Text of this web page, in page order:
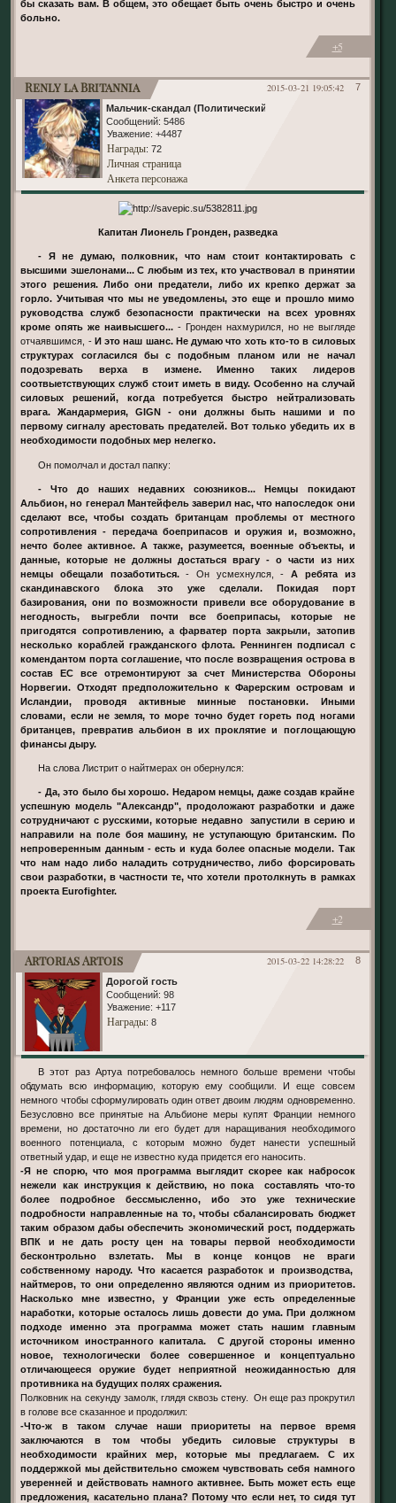
бы сказать вам. В общем, это обещает быть очень быстро и очень
больно.
+5
7
2015-03-21 19:05:42
Renly la Britannia
Мальчик-скандал (Политический)
Сообщений: 5486
Уважение: +4487
Награды: 72
Личная страница
Анкета персонажа
Капитан Лионель Гронден, разведка
- Я не думаю, полковник, что нам стоит контактировать с
высшими эшелонами... С любым из тех, кто участвовал в принятии
этого решения. Либо они предатели, либо их крепко держат за
горло. Учитывая что мы не уведомлены, это еще и прошло мимо
руководства служб безопасности практически на всех уровнях
кроме опять же наивысшего... - Гронден нахмурился, но не выгляде
отчаявшимся, - И это наш шанс. Не думаю что хоть кто-то в силовых
структурах согласился бы с подобным планом или не начал
подозревать верха в измене. Именно таких лидеров
соотвыетствующих служб стоит иметь в виду. Особенно на случай
силовых решений, когда потребуется быстро нейтрализовать
врага. Жандармерия, GIGN - они должны быть нашими и по
первому сигналу арестовать предателей. Вот только убедить их в
необходимости подобных мер нелегко.
Он помолчал и достал папку:
- Что до наших недавних союзников... Немцы покидают
Альбион, но генерал Мантейфель заверил нас, что напоследок они
сделают все, чтобы создать британцам проблемы от местного
сопротивления - передача боеприпасов и оружия и, возможно,
нечто более активное. А также, разумеется, военные объекты, и
данные, которые не должны достаться врагу - о части из них
немцы обещали позаботиться.- Он усмехнулся, -А ребята из
скандинавского блока это уже сделали. Покидая порт
базирования, они по возможности привели все оборудование в
негодность, выгребли почти все боеприпасы, которые не
пригодятся сопротивлению, а фарватер порта закрыли, затопив
несколько кораблей гражданского флота. Реннинген подписал с
комендантом порта соглашение, что после возвращения острова в
состав ЕС все отремонтируют за счет Министерства Обороны
Норвегии. Отходят предположительно к Фарерским островам и
Исландии, проводя активные минные постановки. Иными
словами, если не земля, то море точно будет гореть под ногами
британцев, превратив альбион в их проклятие и поглощающую
финансы дыру.
На слова Листрит о найтмерах он обернулся:
- Да, это было бы хорошо. Недаром немцы, даже создав крайне
успешную модель "Александр", продоложают разработки и даже
сотрудничают с русскими, которые недавно запустили в серию и
направили на поле боя машину, не уступающую британским. По
непроверенным данным - есть и куда более опасные модели. Так
что нам надо либо наладить сотрудничество, либо форсировать
свои разработки, в частности те, что хотели протолкнуть в рамках
проекта Eurofighter.
+2
8
2015-03-22 14:28:22
Artorias Artois
Дорогой гость
Сообщений: 98
Уважение: +117
Награды: 8
В этот раз Артуа потребовалось немного больше времени чтобы
обдумать всю информацию, которую ему сообщили. И еще совсем
немного чтобы сформулировать один ответ двоим людям одновременно.
Безусловно все принятые на Альбионе меры купят Франции немного
времени, но достаточно ли его будет для наращивания необходимого
военного потенциала, с которым можно будет нанести успешный
ответный удар, и еще не известно куда придется его наносить.
-Я не спорю, что моя программа выглядит скорее как набросок
нежели как инструкция к действию, но пока составлять что-то
более подробное бессмысленно, ибо это уже технические
подробности направленные на то, чтобы сбалансировать бюджет
таким образом дабы обеспечить экономический рост, поддержать
ВПК и не дать росту цен на товары первой необходимости
бесконтрольно взлетать. Мы в конце концов не враги
собственному народу. Что касается разработок и производства,
найтмеров, то они определенно являются одним из приоритетов.
Насколько мне известно, у Франции уже есть определенные
наработки, которые осталось лишь довести до ума. При должном
подходе именно эта программа может стать нашим главным
источником иностранного капитала. С другой стороны именно
новое, технологически более совершенное и концептуально
отличающееся оружие будет неприятной неожиданностью для
противника на будущих полях сражения.
Полковник на секунду замолк, глядя сквозь стену. Он еще раз прокрутил
в голове все сказанное и продолжил:
-Что-ж в таком случае наши приоритеты на первое время
заключаются в том чтобы убедить силовые структуры в
необходимости крайних мер, которые мы предлагаем. С их
поддержкой мы действительно сможем чувствовать себя намного
уверенней и действовать намного активнее. Быть может есть еще
предложения, касательно плана? Потому что если нет, то сидя тут